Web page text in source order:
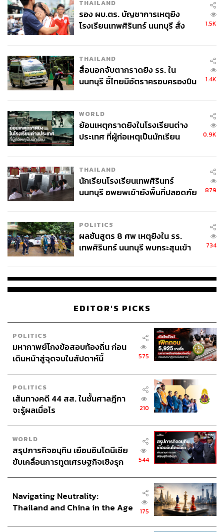
แพทองธาร ชินวัตร
คลิปเสียง
ABOUT THE AUTHOR
ABOUT THE PHOTOGRAPHER
STANDARD
THAILAND
รอง ผบ.ตร. บัญชาการเหตุยิง
โรงเรียนเทพศิรินทร์ นนทบุรี สั่ง
1.5K
THAILAND
สื่อนอกจับตากราดยิง รร. ใน
นนทบุรี ชี้ไทยมีอัตราครอบครองปืน
1.4K
WORLD
ย้อนเหตุกราดยิงในโรงเรียนต่าง
ประเทศ ที่ผู้ก่อเหตุเป็นนักเรียน
0.9K
THAILAND
นักเรียนโรงเรียนเทพศิรินทร์
นนทบุรี อพยพเข้ายังพื้นที่ปลอดภัย
879
POLITICS
ผลชันสูตร 8 ศพ เหตุยิงใน รร.
เทพศิรินทร์ นนทบุรี พบกระสุนเข้า
734
EDITOR'S PICKS
POLITICS
มหากาพย์โกงข้อสอบท้องถิ่น ก่อน
เดินหน้าสู่จุดจบในสัปดาห์นี้
575
POLITICS
เส้นทางคดี 44 สส. ในชั้นศาลฎีกา
จะรู้ผลเมื่อไร
210
WORLD
สรุปภารกิจอนุทิน เยือนอินโดนีเซีย
ขับเคลื่อนการทูตเศรษฐกิจเชิงรุก
544
Navigating Neutrality:
Thailand and China in the Age
175